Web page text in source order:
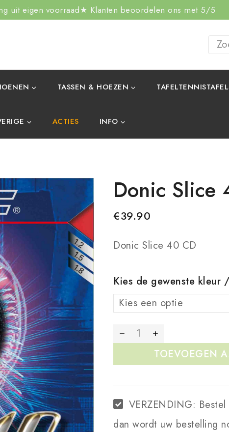
uit eigen voorraad★ Klanten beoordelen ons met 5/5
TASSEN & HOEZEN
ACTIES INFO
Donic Slice
€39.90
Donic Slice 40 CD
Kies de gewenste kleur
TOEVOEGEN
VERZENDING:
dan wordt uw bestelling